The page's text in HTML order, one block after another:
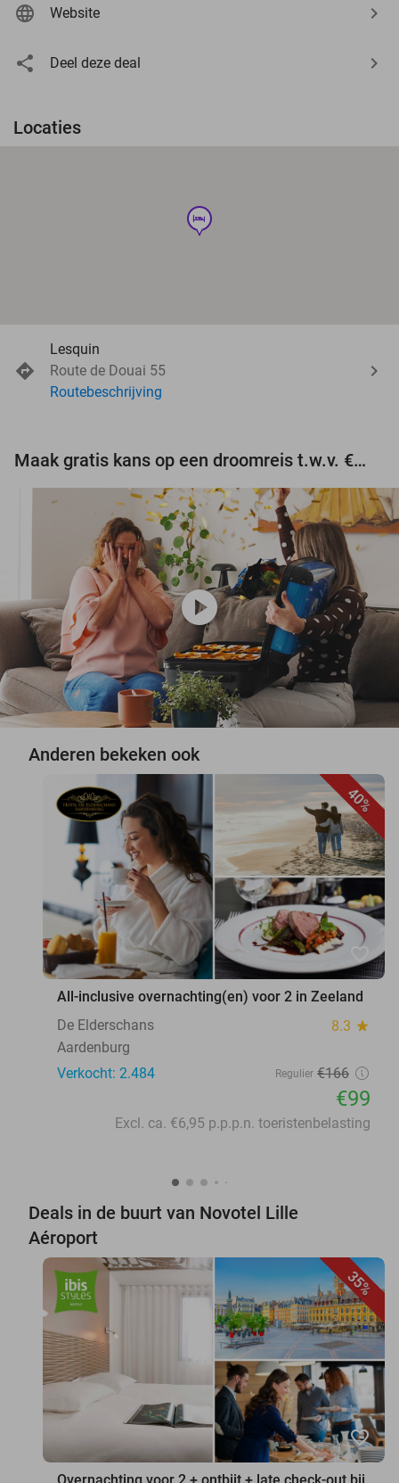
Website
Deel deze deal
Locaties
hotel
Lesquin
Route de Douai 55
Routebeschrijving
Maak gratis kans op een droomreis t.w.v. €3.000!
play_circle
Anderen bekeken ook
40%
favorite_border
All-inclusive overnachting(en) voor 2 in Zeeland
De Elderschans
8.3 star
Aardenburg
Verkocht: 2.484
Regulier €166
€99
Excl. ca. €6,95 p.p.p.n. toeristenbelasting
Deals in de buurt van Novotel Lille
Aéroport
35%
favorite_border